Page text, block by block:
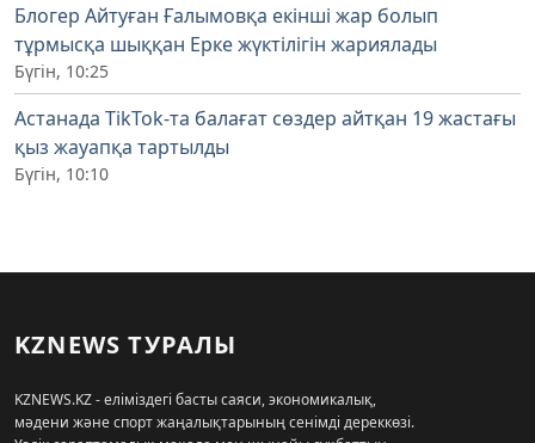
Блогер Айтуған Ғалымовқа екінші жар болып
тұрмысқа шыққан Ерке жүктілігін жариялады
Бүгін, 10:25
Астанада TikTok-та балағат сөздер айтқан 19 жастағы
қыз жауапқа тартылды
Бүгін, 10:10
KZNEWS ТУРАЛЫ
KZNEWS.KZ - еліміздегі басты саяси, экономикалық,
мәдени және спорт жаңалықтарының сенімді дереккөзі.